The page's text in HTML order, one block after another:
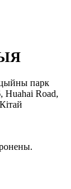
парк
Huahai Road,